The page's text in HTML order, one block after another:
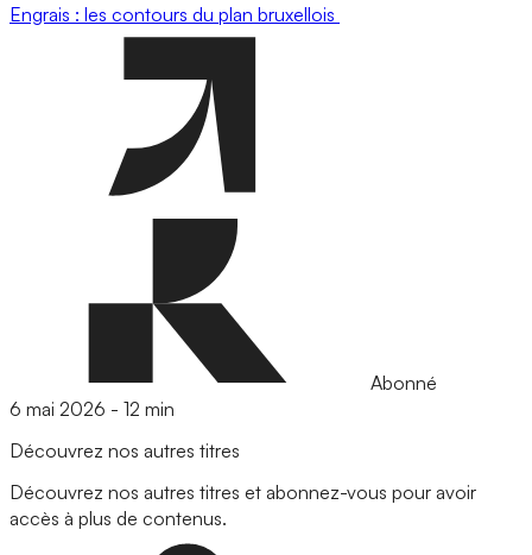
Engrais : les contours du plan bruxellois
Abonné
6 mai 2026 - 12 min
Découvrez nos autres titres
Découvrez nos autres titres et abonnez-vous pour avoir
accès à plus de contenus.